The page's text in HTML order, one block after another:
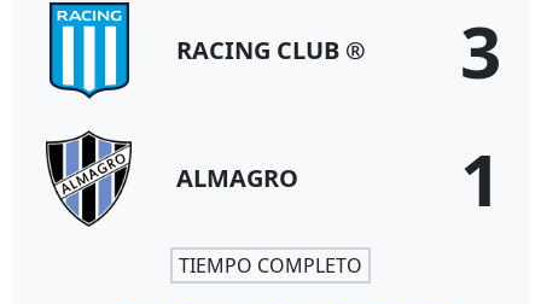
RACING CLUB ® 3
ALMAGRO 1
TIEMPO COMPLETO